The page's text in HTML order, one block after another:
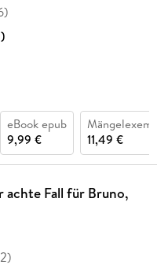
)
eBook epub
9,99 €
11,49 €
achte Fall für Bruno,
)